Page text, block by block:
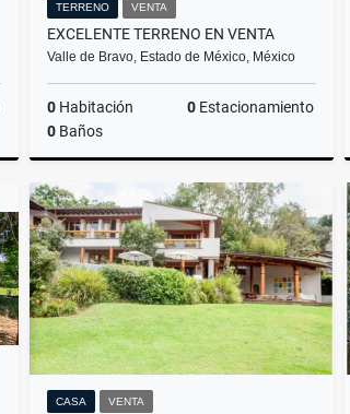
TERRENO VENTA
EXCELENTE TERRENO EN VENTA
Valle de Bravo, Estado de México, México
0 Habitación 0 Estacionamiento
0 Baños
Venta
$1,300,000
CASA VENTA